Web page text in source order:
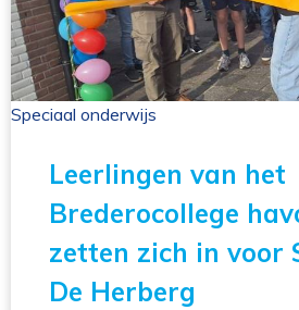
Speciaal onderwijs
Leerlingen van het
Brederocollege
zetten zich in voor
De Herberg